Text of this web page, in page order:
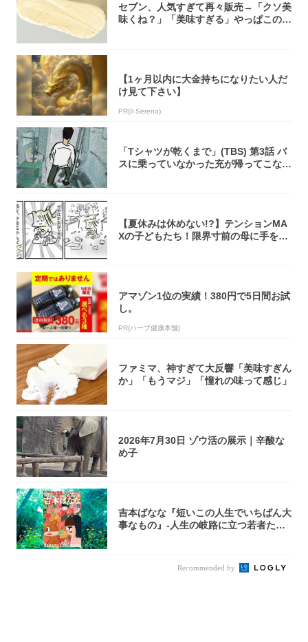
セブン、人気すぎて再々販売→「クソ美
味くね？」「美味すぎる」やっぱこのク
【1ヶ月以内に大金持ちになりたい人だ
け見て下さい】
PR(Il Sereno)
「Tシャツが乾くまで」(TBS) 第3話 バ
スに乗っていなかった充が帰ってこな
【夏休みは休めない!?】テンションMA
Xの子どもたち！限界寸前の母に手を差
アマゾン1位の実績！380円で5日間お試
し。
PR(ハーブ健康本舗)
ファミマ、神すぎて大反響「美味すぎん
か」「もうマジ」「憧れの味って感じ」
2026年7月30日 ゾウ活の展示｜辛酸な
め子
吉本ばなな『短いこの人生でいちばん大
事なもの』-人生の岐路に立つ若者たち
Recommended by